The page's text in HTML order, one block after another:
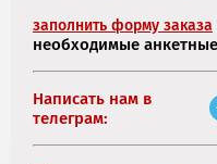
заполнить форму заказа
необходимые
Написать нам в
телеграм: